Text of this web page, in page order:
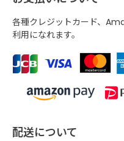
各種クレジットカード、
利用になれます。
配送について